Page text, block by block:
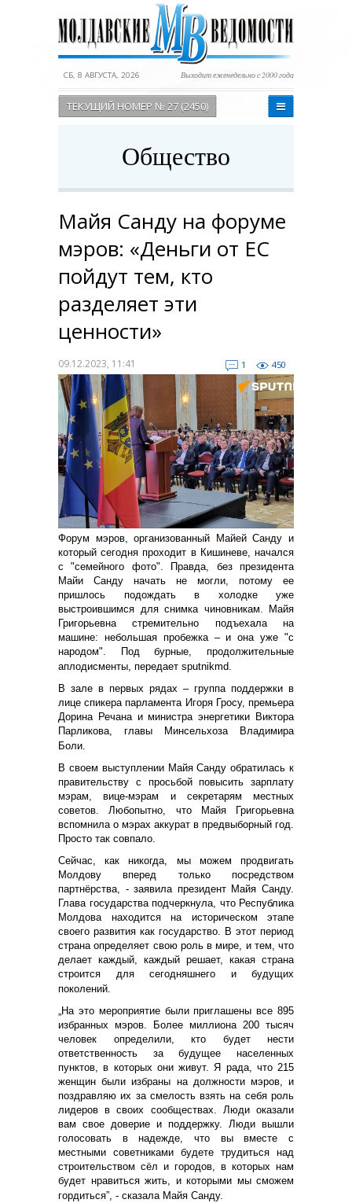
СБ, 8 АВГУСТА, 2026 Выходит еженедельно с 2000 года
ТЕКУЩИЙ НОМЕР № 27 (2450)
Общество
Майя Санду на форуме
мэров: «Деньги от ЕС
пойдут тем, кто
разделяет эти
ценности»
09.12.2023, 11:41 1 450
Форум мэров, организованный Майей Санду и
который сегодня проходит в Кишиневе, начался
с "семейного фото". Правда, без президента
Майи Санду начать не могли, потому ее
пришлось подождать в холодке уже
выстроившимся для снимка чиновникам. Майя
Григорьевна стремительно подъехала на
машине: небольшая пробежка – и она уже "с
народом". Под бурные, продолжительные
аплодисменты, передает sputnikmd.
В зале в первых рядах – группа поддержки в
лице спикера парламента Игоря Гросу, премьера
Дорина Речана и министра энергетики Виктора
Парликова, главы Минсельхоза Владимира
Боли.
В своем выступлении Майя Санду обратилась к
правительству с просьбой повысить зарплату
мэрам, вице-мэрам и секретарям местных
советов. Любопытно, что Майя Григорьевна
вспомнила о мэрах аккурат в предвыборный год.
Просто так совпало.
Сейчас, как никогда, мы можем продвигать
Молдову вперед только посредством
партнёрства, - заявила президент Майя Санду.
Глава государства подчеркнула, что Республика
Молдова находится на историческом этапе
своего развития как государство. В этот период
страна определяет свою роль в мире, и тем, что
делает каждый, каждый решает, какая страна
строится для сегодняшнего и будущих
поколений.
„На это мероприятие были приглашены все 895
избранных мэров. Более миллиона 200 тысяч
человек определили, кто будет нести
ответственность за будущее населенных
пунктов, в которых они живут. Я рада, что 215
женщин были избраны на должности мэров, и
поздравляю их за смелость взять на себя роль
лидеров в своих сообществах. Люди оказали
вам свое доверие и поддержку. Люди вышли
голосовать в надежде, что вы вместе с
местными советниками будете трудиться над
строительством сёл и городов, в которых нам
будет нравиться жить, и которыми мы сможем
гордиться”, - сказала Майя Санду.